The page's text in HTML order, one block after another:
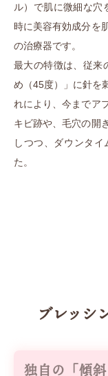
ル）で肌に微細な穴
時に美容有効成分を
の治療器です。
最大の特徴は、従来
め（45度）」に針を
れにより、今までア
キビ跡や、毛穴の開
しつつ、ダウンタ
た。
ブレッシ
独自の「傾